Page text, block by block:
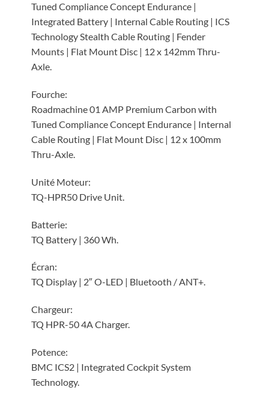
Tuned Compliance Concept Endurance |
Integrated Battery | Internal Cable Routing | ICS
Technology Stealth Cable Routing | Fender
Mounts | Flat Mount Disc | 12 x 142mm Thru-
Axle.
Fourche:
Roadmachine 01 AMP Premium Carbon with
Tuned Compliance Concept Endurance | Internal
Cable Routing | Flat Mount Disc | 12 x 100mm
Thru-Axle.
Unité Moteur:
TQ-HPR50 Drive Unit.
Batterie:
TQ Battery | 360 Wh.
Écran:
TQ Display | 2″ O-LED | Bluetooth / ANT+.
Chargeur:
TQ HPR-50 4A Charger.
Potence:
BMC ICS2 | Integrated Cockpit System
Technology.